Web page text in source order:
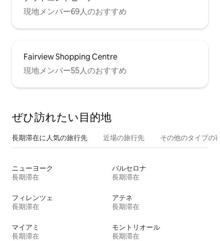
現地メンバー69人のおすすめ
Fairview Shopping Centre
現地メンバー55人のおすすめ
ぜひ訪⁠れ⁠た⁠い目⁠的⁠地
長期滞在に人気の旅行先 近場の旅行先 その他のタ⁠イ⁠プ⁠の
ニューヨーク
長期滞在
バルセロナ
長期滞在
フィレンツェ
長期滞在
アテネ
長期滞在
マイアミ
長期滞在
モントリオール
長期滞在